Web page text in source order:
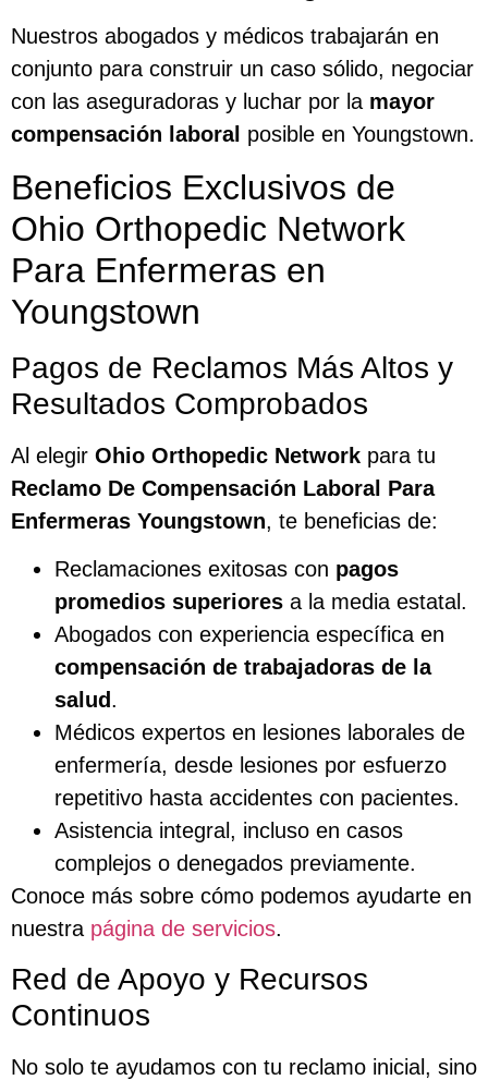
Nuestros abogados y médicos trabajarán en
conjunto para construir un caso sólido, negociar
con las aseguradoras y luchar por la mayor
compensación laboral posible en Youngstown.
Beneficios Exclusivos de
Ohio Orthopedic Network
Para Enfermeras en
Youngstown
Pagos de Reclamos Más Altos y
Resultados Comprobados
Al elegir Ohio Orthopedic Network para tu
Reclamo De Compensación Laboral Para
Enfermeras Youngstown, te beneficias de:
Reclamaciones exitosas con pagos
promedios superiores a la media estatal.
Abogados con experiencia específica en
compensación de trabajadoras de la
salud.
Médicos expertos en lesiones laborales de
enfermería, desde lesiones por esfuerzo
repetitivo hasta accidentes con pacientes.
Asistencia integral, incluso en casos
complejos o denegados previamente.
Conoce más sobre cómo podemos ayudarte en
nuestra página de servicios.
Red de Apoyo y Recursos
Continuos
No solo te ayudamos con tu reclamo inicial, sino